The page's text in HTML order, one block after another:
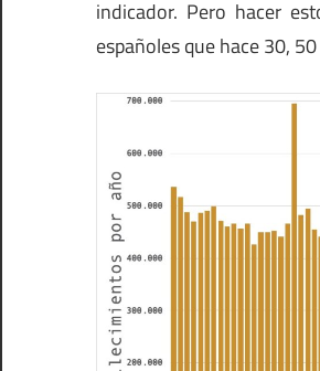
indicador. Pero hacer
españoles que hace 30,